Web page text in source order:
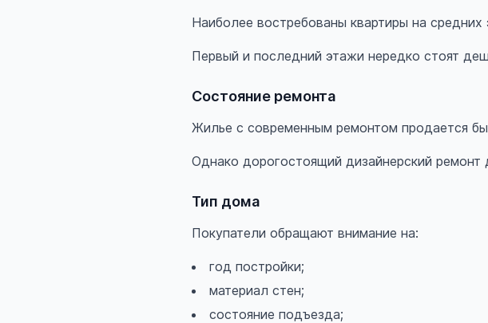
Наиболее востребованы квартиры на средних
Первый и последний этажи нередко стоят
Состояние ремонта
Жилье с современным ремонтом продается
Однако дорогостоящий дизайнерский
Тип дома
Покупатели обращают внимание на:
год постройки;
материал стен;
состояние подъезда;